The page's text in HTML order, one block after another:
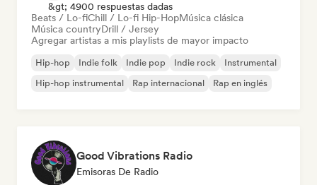
&gt; 4900 respuestas dadas
Beats / Lo-fiChill / Lo-fi Hip-HopMúsica clásica
Música countryDrill / Jersey
Agregar artistas a mis playlists de mayor impacto
Hip-hop Indie folk Indie pop Indie rock
Instrumental
Hip-hop instrumental
Rap internacional Rap en inglés
Good Vibrations Radio
Emisoras De Radio